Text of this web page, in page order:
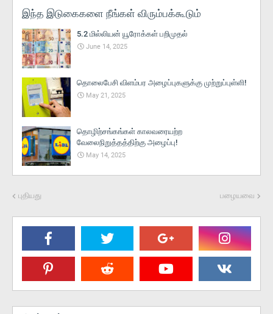
இந்த இடுகைகளை நீங்கள் விரும்பக்கூடும்
5.2 மில்லியன் யூரோக்கள் பறிமுதல்
June 14, 2025
தொலைபேசி விளம்பர அழைப்புகளுக்கு முற்றுப்புள்ளி!
May 21, 2025
தொழிற்சங்கங்கள் காலவரையற்ற
வேலைநிறுத்தத்திற்கு அழைப்பு!
May 14, 2025
புதியது பழையவை